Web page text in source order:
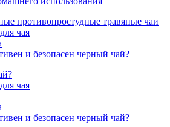
противопростудные травяные чаи
чая
и безопасен черный чай?
чая
и безопасен черный чай?